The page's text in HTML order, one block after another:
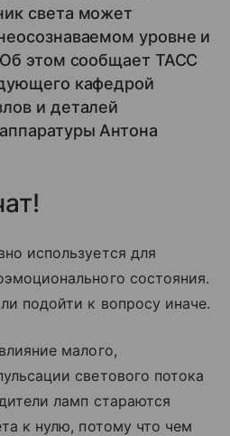
света может
уровне и
этом сообщает ТАСС
кафедрой
и деталей
Антона
используется для
состояния.
подойти к вопросу иначе.
малого,
светового потока
ламп стараются
к нулю, потому что чем